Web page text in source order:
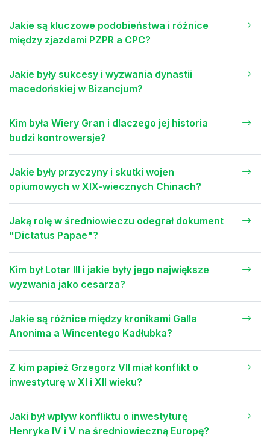
Jakie są kluczowe podobieństwa i różnice
między zjazdami PZPR a CPC?
Jakie były sukcesy i wyzwania dynastii
macedońskiej w Bizancjum?
Kim była Wiery Gran i dlaczego jej historia
budzi kontrowersje?
Jakie były przyczyny i skutki wojen
opiumowych w XIX-wiecznych Chinach?
Jaką rolę w średniowieczu odegrał dokument
"Dictatus Papae"?
Kim był Lotar III i jakie były jego największe
wyzwania jako cesarza?
Jakie są różnice między kronikami Galla
Anonima a Wincentego Kadłubka?
Z kim papież Grzegorz VII miał konflikt o
inwestyturę w XI i XII wieku?
Jaki był wpływ konfliktu o inwestyturę
Henryka IV i V na średniowieczną Europę?